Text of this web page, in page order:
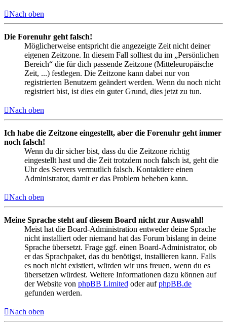
Nach oben
Die Forenuhr geht falsch!
Möglicherweise entspricht die angezeigte Zeit nicht deiner
eigenen Zeitzone. In diesem Fall solltest du im „Persönlichen
Bereich“ die für dich passende Zeitzone (Mitteleuropäische
Zeit, ...) festlegen. Die Zeitzone kann dabei nur von
registrierten Benutzern geändert werden. Wenn du noch nicht
registriert bist, ist dies ein guter Grund, dies jetzt zu tun.
Nach oben
Ich habe die Zeitzone eingestellt, aber die Forenuhr geht immer
noch falsch!
Wenn du dir sicher bist, dass du die Zeitzone richtig
eingestellt hast und die Zeit trotzdem noch falsch ist, geht die
Uhr des Servers vermutlich falsch. Kontaktiere einen
Administrator, damit er das Problem beheben kann.
Nach oben
Meine Sprache steht auf diesem Board nicht zur Auswahl!
Meist hat die Board-Administration entweder deine Sprache
nicht installiert oder niemand hat das Forum bislang in deine
Sprache übersetzt. Frage ggf. einen Board-Administrator, ob
er das Sprachpaket, das du benötigst, installieren kann. Falls
es noch nicht existiert, würden wir uns freuen, wenn du es
übersetzen würdest. Weitere Informationen dazu können auf
der Website von phpBB Limited oder aufphpBB.de
gefunden werden.
Nach oben